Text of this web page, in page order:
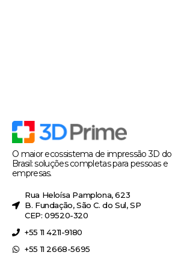
O maior ecossistema de impressão 3D do
Brasil: soluções completas para pessoas e
empresas.
Rua Heloísa Pamplona, 623
B. Fundação, São C. do Sul, SP
CEP: 09520-320
+55 11 4211-9180
+55 11 2668-5695